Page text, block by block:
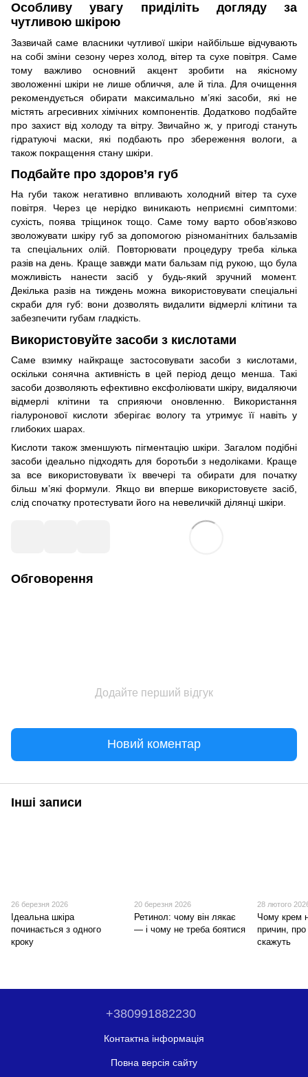
Особливу увагу приділіть догляду за
чутливою шкірою
Зазвичай саме власники чутливої шкіри найбільше відчувають
на собі зміни сезону через холод, вітер та сухе повітря. Саме
тому важливо основний акцент зробити на якісному
зволоженні шкіри не лише обличчя, але й тіла. Для очищення
рекомендується обирати максимально м’які засоби, які не
містять агресивних хімічних компонентів. Додатково подбайте
про захист від холоду та вітру. Звичайно ж, у пригоді стануть
гідратуючі маски, які подбають про збереження вологи, а
також покращення стану шкіри.
Подбайте про здоров’я губ
На губи також негативно впливають холодний вітер та сухе
повітря. Через це нерідко виникають неприємні симптоми:
сухість, поява тріщинок тощо. Саме тому варто обов’язково
зволожувати шкіру губ за допомогою різноманітних бальзамів
та спеціальних олій. Повторювати процедуру треба кілька
разів на день. Краще завжди мати бальзам під рукою, що була
можливість нанести засіб у будь-який зручний момент.
Декілька разів на тиждень можна використовувати спеціальні
скраби для губ: вони дозволять видалити відмерлі клітини та
забезпечити губам гладкість.
Використовуйте засоби з кислотами
Саме взимку найкраще застосовувати засоби з кислотами,
оскільки сонячна активність в цей період дещо менша. Такі
засоби дозволяють ефективно ексфоліювати шкіру, видаляючи
відмерлі клітини та сприяючи оновленню. Використання
гіалуронової кислоти зберігає вологу та утримує її навіть у
глибоких шарах.
Кислоти також зменшують пігментацію шкіри. Загалом подібні
засоби ідеально підходять для боротьби з недоліками. Краще
за все використовувати їх ввечері та обирати для початку
більш м’які формули. Якщо ви вперше використовуєте засіб,
слід спочатку протестувати його на невеличкій ділянці шкіри.
Обговорення
Додайте перший відгук
Новий коментар
Інші записи
26 березня 2026
Ідеальна шкіра
починається з одного
кроку
20 березня 2026
Ретинол: чому він лякає
— і чому не треба боятися
28 лютого
Чому крем
причин, про
скажуть
+380991882230
Контактна інформація
Повна версія сайту